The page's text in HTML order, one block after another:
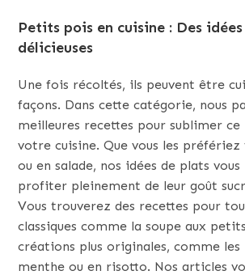
Petits pois en cuisine : Des
délicieuses
Une fois récoltés, ils peuvent être
façons. Dans cette catégorie, nous
meilleures recettes pour sublimer ce
votre cuisine. Que vous les préfériez
ou en salade, nos idées de plats
profiter pleinement de leur goût
Vous trouverez des recettes pour
classiques comme la soupe aux
créations plus originales, comme
menthe ou en risotto. Nos articles